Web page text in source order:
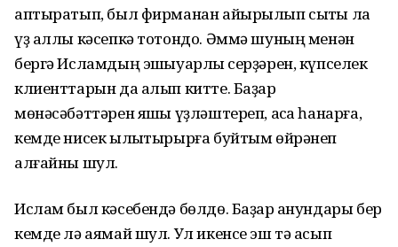
аптыратып, был фирманан айырылып сыҡты ла
үҙ аллы кәсепкә тотондо. Әммә шуның менән
бергә Исламдың эшҡыуарлыҡ серҙәрен, күпселек
клиенттарын да алып китте. Баҙар
мөнәсәбәттәрен яҡшы үҙләштереп, аҡса һанарға,
кемде нисек ылыҡтырырға буйтым өйрәнеп
алғайны шул.
Ислам был кәсебендә бөлдө. Баҙар ҡанундары бер
кемде лә аямай шул. Ул икенсе эш тә асып